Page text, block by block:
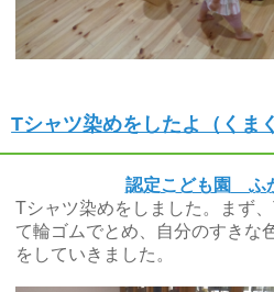
Tシャツ染めをしたよ（くま
認定こども園 ふ
Tシャツ染めをしました。まず
て輪ゴムでとめ、自分のすきな
をしていきました。